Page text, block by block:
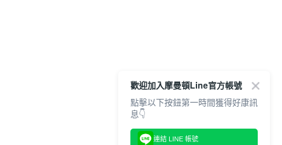
歡迎加入摩曼頓Line官方帳號
點擊以下按鈕第一時間獲得好康訊
息👇
連結 LINE 帳號